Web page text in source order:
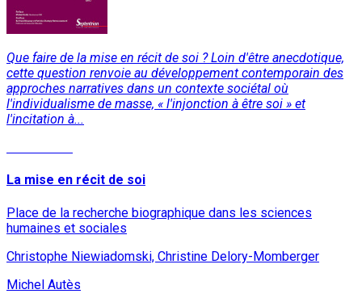
Que faire de la mise en récit de soi ? Loin d'être anecdotique,
cette question renvoie au développement contemporain des
approches narratives dans un contexte sociétal où
l'individualisme de masse, « l'injonction à être soi » et
l'incitation à...
La mise en récit de soi
Place de la recherche biographique dans les sciences
humaines et sociales
Christophe Niewiadomski, Christine Delory-Momberger
Michel Autès